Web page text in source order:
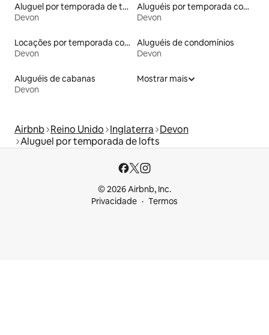
Aluguel por temporada de townhouses
Devon
Aluguéis por temporada com sauna
Devon
Locações por temporada com piscina
Devon
Aluguéis de condomínios
Devon
Aluguéis de cabanas
Devon
Mostrar mais
Airbnb Reino Unido Inglaterra Devon
Aluguel por temporada de lofts
© 2026 Airbnb, Inc.
Privacidade
Termos